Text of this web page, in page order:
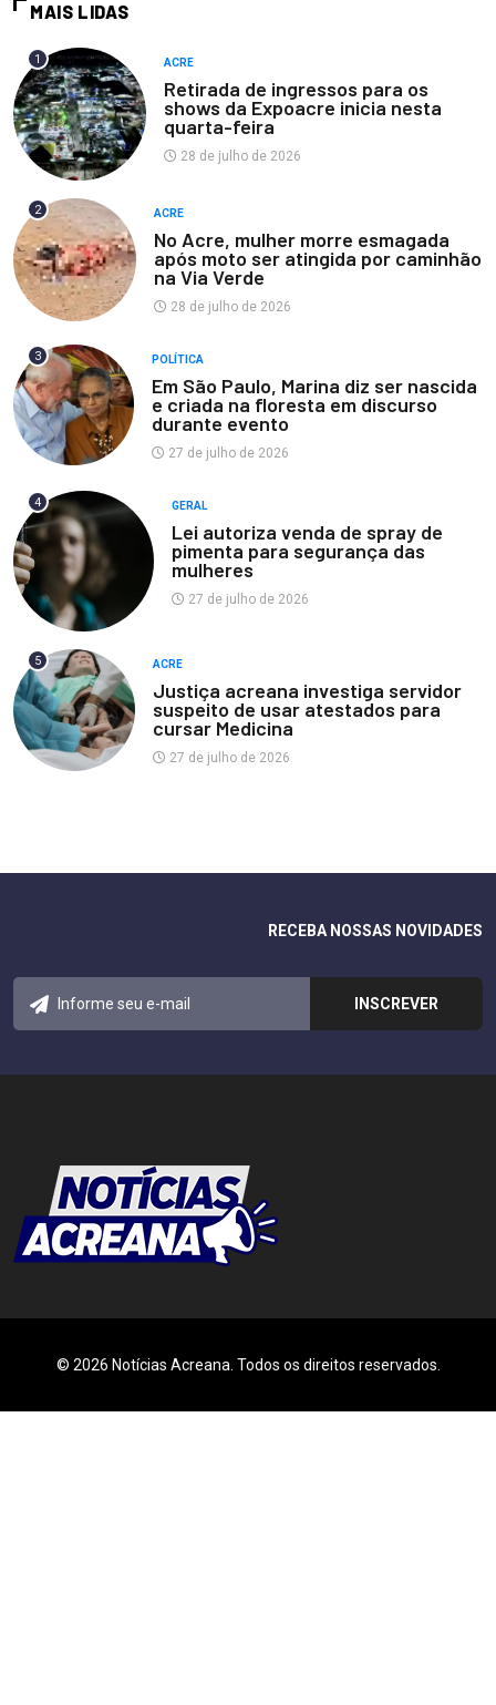
MAIS LIDAS
1 ACRE
Retirada de ingressos para os
shows da Expoacre inicia nesta
quarta-feira
28 de julho de 2026
2 ACRE
No Acre, mulher morre esmagada
após moto ser atingida por caminhão
na Via Verde
28 de julho de 2026
3 POLÍTICA
Em São Paulo, Marina diz ser nascida
e criada na floresta em discurso
durante evento
27 de julho de 2026
4 GERAL
Lei autoriza venda de spray de
pimenta para segurança das
mulheres
27 de julho de 2026
5 ACRE
Justiça acreana investiga servidor
suspeito de usar atestados para
cursar Medicina
27 de julho de 2026
RECEBA NOSSAS NOVIDADES
© 2026 Notícias Acreana. Todos os direitos reservados.